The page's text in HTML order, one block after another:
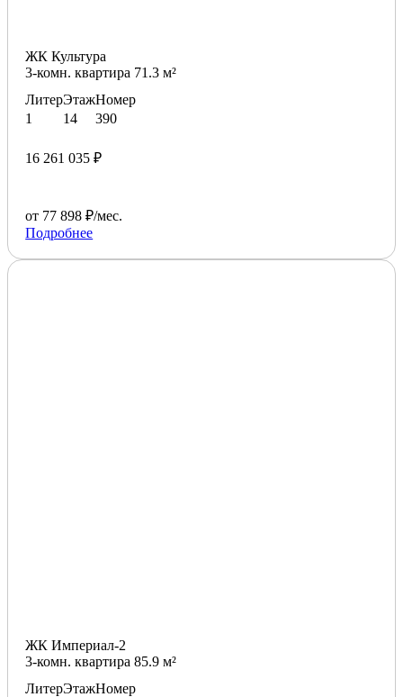
ЖК Культура
3-комн. квартира 71.3 м²
Литер
1
Этаж
14
Номер
390
16 261 035 ₽
от 77 898 ₽/мес.
Подробнее
ЖК Империал-2
3-комн. квартира 85.9 м²
ЛитерЭтажНомер